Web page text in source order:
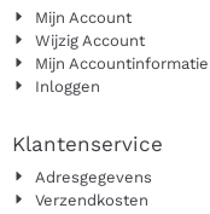
Mijn Account
Wijzig Account
Mijn Accountinformatie
Inloggen
Klantenservice
Adresgegevens
Verzendkosten